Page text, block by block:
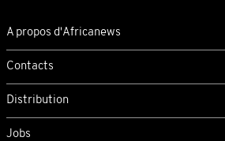
A propos d'Africanews
Contacts
Distribution
Jobs